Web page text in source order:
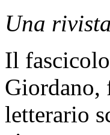
Una
Il
Giordano,
letterario